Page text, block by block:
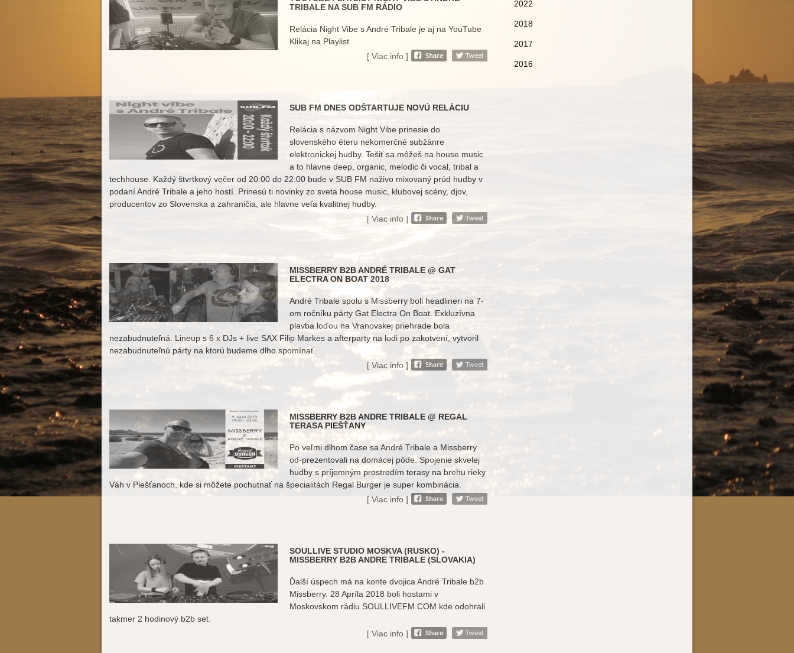
TRIBALE NA SUB FM RÁDIO
Relácia Night Vibe s André Tribale je aj na YouTube
Klikaj na Playlist
[ Viac info ]
SUB FM DNES ODŠTARTUJE NOVÚ RELÁCIU
Relácia s názvom Night Vibe prinesie do
slovenského éteru nekomerčné subžánre
elektronickej hudby. Tešiť sa môžeš na house music
a to hlavne deep, organic, melodic či vocal, tribal a
techhouse. Každý štvrtkový večer od 20:00 do 22:00 bude v SUB FM naživo mixovaný prúd hudby v
podaní André Tribale a jeho hostí. Prinesú ti novinky zo sveta house music, klubovej scény, djov,
producentov zo Slovenska a zahraničia, ale hlavne veľa kvalitnej hudby.
[ Viac info ]
MISSBERRY B2B ANDRÉ TRIBALE @ GAT
ELECTRA ON BOAT 2018
André Tribale spolu s Missberry boli headlineri na 7-
om ročníku párty Gat Electra On Boat. Exkluzívna
plavba loďou na Vranovskej priehrade bola
nezabudnuteľná. Lineup s 6 x DJs + live SAX Filip Markes a afterparty na lodi po zakotvení, vytvoril
nezabudnuteľnú párty na ktorú budeme dlho spomínať.
[ Viac info ]
MISSBERRY B2B ANDRE TRIBALE @ REGAL
TERASA PIEŠŤANY
Po veľmi dlhom čase sa André Tribale a Missberry
od-prezentovali na domácej pôde. Spojenie skvelej
hudby s príjemným prostredím terasy na brehu rieky
Váh v Piešťanoch, kde si môžete pochutnať na špecialitách Regal Burger je super kombinácia.
[ Viac info ]
SOULLIVE STUDIO MOSKVA (RUSKO) -
MISSBERRY B2B ANDRE TRIBALE (SLOVAKIA)
Ďalší úspech má na konte dvojica André Tribale b2b
Missberry. 28 Apríla 2018 boli hostami v
Moskovskom rádiu SOULLIVEFM.COM kde odohrali
takmer 2 hodinový b2b set.
[ Viac info ]
2022
2018
2017
2016